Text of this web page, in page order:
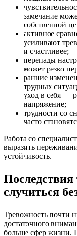
замечание
собственной
активное
усиливают
и счастливее;
перепады
может резко
ранние
трудных
уход в себя —
напряжение;
трудности со
часто
Работа со
выразить
устойчивость.
случиться
Тревожность почти
достаточного
больше сфер жизни.